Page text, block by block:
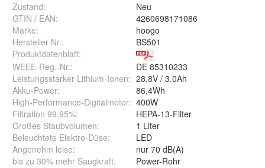
Zustand:
Neu
GTIN / EAN:
4260698171086
Marke:
hoogo
Hersteller Nr.:
BS501
Produktdatenblatt:
WEEE-Reg.-Nr.:
DE 85310233
Leistungsstarker Lithium-Ionen: 28,8V / 3.0Ah
Akku-Power:
86,4Wh
High-Performance-Digitalmotor: 400W
Filtration 99,95%:
HEPA-13-Filter
Großes Staubvolumen:
1 Liter
Beleuchtete Elektro-Düse:
LED
Angenehm leise:
nur 70 dB(A)
bis zu 30% mehr Saugkraft: Power-Rohr